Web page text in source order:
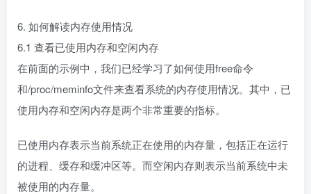
6. 如何解读内存使用情况
6.1 查看已使用内存和空闲内存
在前面的示例中，我们已经学习了如何使用free命令
和/proc/meminfo文件来查看系统的内存使用情况。其中，已
使用内存和空闲内存是两个非常重要的指标。
已使用内存表示当前系统正在使用的内存量，包括正在运行
的进程、缓存和缓冲区等。而空闲内存则表示当前系统中未
被使用的内存量。